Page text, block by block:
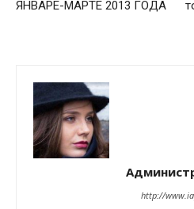
ЯНВАРЕ-МАРТЕ 2013 ГОДА
http://